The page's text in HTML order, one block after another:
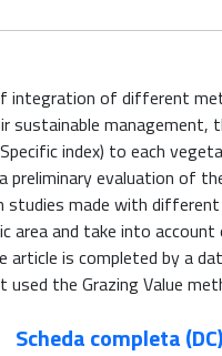
integration of different
sustainable
index) to each
preliminary evaluation of
made with different
area and take into
is completed by a
the Grazing Value
Scheda completa (DC)